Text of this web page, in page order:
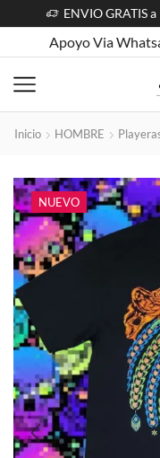
ENVIO GRATIS
Apoyo Via
Inicio HOMBRE
NUEVO